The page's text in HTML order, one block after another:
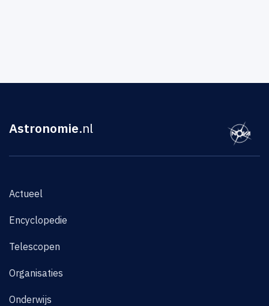
Astronomie.nl
Actueel
Encyclopedie
Telescopen
Organisaties
Onderwijs